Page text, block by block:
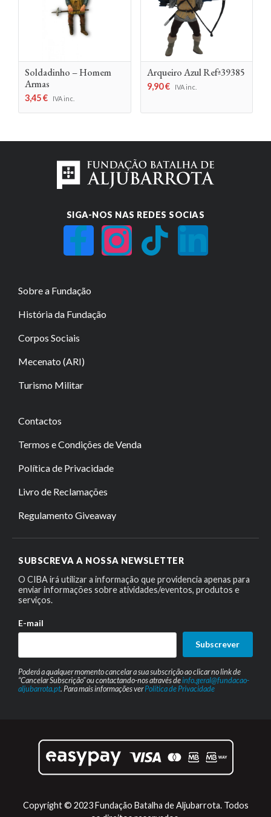
Soldadinho – Homem
Armas
3,45€ IVA inc.
Arqueiro Azul Refª39385
9,90€ IVA inc.
SIGA-NOS NAS REDES SOCIAS
Sobre a Fundação
História da Fundação
Corpos Sociais
Mecenato (ARI)
Turismo Militar
Contactos
Termos e Condições de Venda
Política de Privacidade
Livro de Reclamações
Regulamento Giveaway
SUBSCREVA A NOSSA NEWSLETTER
O CIBA irá utilizar a informação que providencia apenas para
enviar informações sobre atividades/eventos, produtos e
serviços.
E-mail
Subscrever
Poderá a qualquer momento cancelar a sua subscrição ao clicar no link de
“Cancelar Subscrição” ou contactando-nos através deinfo.geral@fundacao-
aljubarrota.pt. Para mais informações verPolítica de Privacidade
Copyright © 2023 Fundação Batalha de Aljubarrota. Todos